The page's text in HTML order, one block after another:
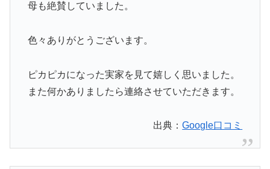
母も絶賛していました。
色々ありがとうございます。
ピカピカになった実家を見て嬉しく思いました。
また何かありましたら連絡させていただきます。
出典：Google口コミ